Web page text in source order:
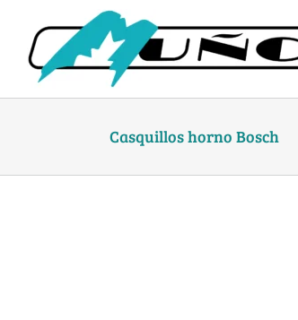
content
Casquillos horno Bosch